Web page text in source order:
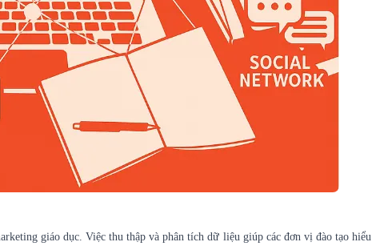
giáo dục. Việc thu thập và phân tích dữ liệu giúp các đơn vị đào tạo hiểu